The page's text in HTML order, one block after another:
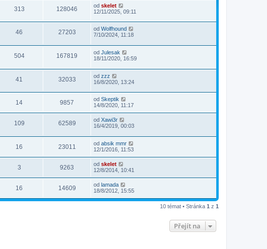
313 128046 od skelet
12/11/2025, 09:11
46 27203 od Wolfhound
7/10/2024, 11:18
504 167819 od Julesak
18/11/2020, 16:59
41 32033 od zzz
16/8/2020, 13:24
14 9857 od Skeptik
14/8/2020, 11:17
109 62589 od Xawi3r
16/4/2019, 00:03
16 23011 od absik mmr
12/1/2016, 11:53
3 9263 od skelet
12/8/2014, 10:41
16 14609 od lamada
18/8/2012, 15:55
10 témat • Stránka 1 z 1
Přejít na